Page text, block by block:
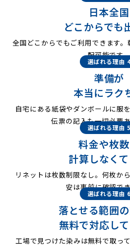
日本全国
どこからでも
全国どこからでもご利用できます
配可能です
選ばれる理由
準備が
本当にラク
自宅にある紙袋やダンボールに服
伝票の記入も一切必要あ
選ばれる理由 5
料金や枚
計算しなく
リネットは枚数制限なし。何枚か
安は事前に確認でき
選ばれる理由 6
落とせる範囲
無料で対応し
工場で見つけた染みは無料で取っ